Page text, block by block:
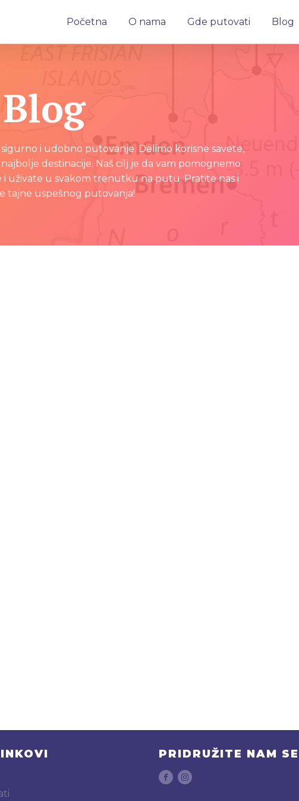
Početna O nama Gde putovati Blog
Blog
i udobno putovanje. Delimo korisne savete,
destinacije. Naš cilj je da vam pomognemo
i uživate u svakom trenutku na putu. Pratite nas i
tajne uspešnog putovanja!
PRIDRUŽITE NAM SE